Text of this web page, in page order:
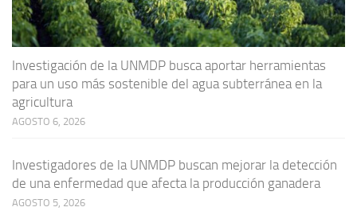
Investigación de la UNMDP busca aportar herramientas
para un uso más sostenible del agua subterránea en la
agricultura
AGOSTO 6, 2026
Investigadores de la UNMDP buscan mejorar la detección
de una enfermedad que afecta la producción ganadera
AGOSTO 5, 2026